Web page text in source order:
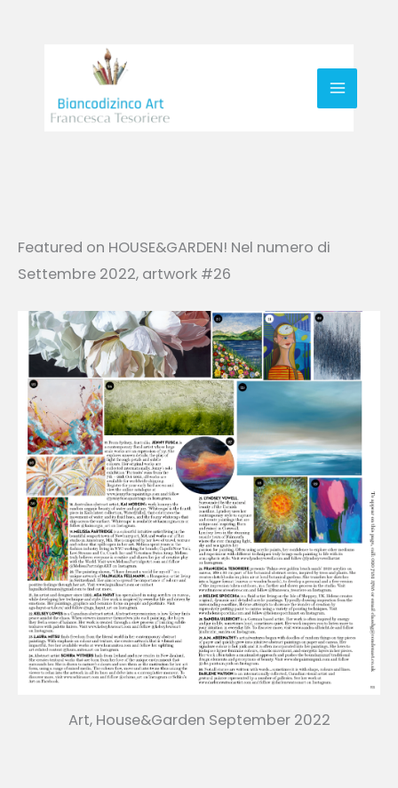
contenuto
Featured on HOUSE&GARDEN! Nel numero di
Settembre 2022, artwork #26
Art, House&Garden September 2022